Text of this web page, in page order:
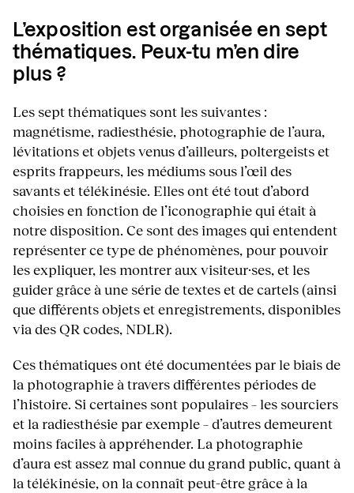
L’exposition est organisée en sept
thématiques. Peux-tu m’en dire
plus ?
Les sept thématiques sont les suivantes :
magnétisme, radiesthésie, photographie de l’aura,
lévitations et objets venus d’ailleurs, poltergeists et
esprits frappeurs, les médiums sous l’œil des
savants et télékinésie. Elles ont été tout d’abord
choisies en fonction de l’iconographie qui était à
notre disposition. Ce sont des images qui entendent
représenter ce type de phénomènes, pour pouvoir
les expliquer, les montrer aux visiteur·ses, et les
guider grâce à une série de textes et de cartels (ainsi
que différents objets et enregistrements, disponibles
via des QR codes, NDLR).
Ces thématiques ont été documentées par le biais de
la photographie à travers différentes périodes de
l’histoire. Si certaines sont populaires – les sourciers
et la radiesthésie par exemple – d’autres demeurent
moins faciles à appréhender. La photographie
d’aura est assez mal connue du grand public, quant à
la télékinésie, on la connaît peut-être grâce à la